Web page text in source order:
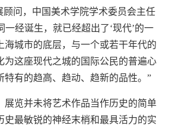
顾问，中国美术学院学术委员会主任
一经诞生，就已经超出了‘现代’的一
海城市的底层，与一个或若干年代的
为这座现代之城的国际公民的普遍心
特有的趋高、趋动、趋新的品性。”
展览并未将艺术作品当作历史的简单
史最敏锐的神经末梢和最具活力的实